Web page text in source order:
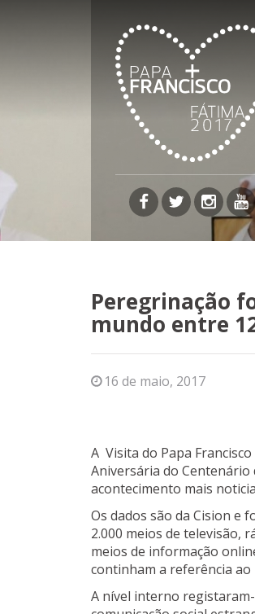
PáginaPágina
Peregrinação
mundo entre
16 de maio, 2017
A Visita do Papa
Aniversária do Centenário
acontecimento mais
Os dados são da Cision e
2.000 meios de televisão,
meios de informação
continham a referência ao
A nível interno